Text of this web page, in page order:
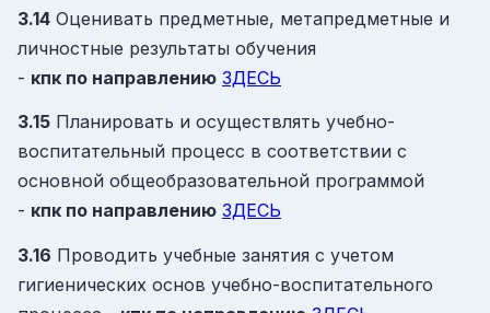
3.14 Оценивать предметные, метапредметные и
личностные результаты обучения
- кпк по направлению ЗДЕСЬ
3.15 Планировать и осуществлять учебно-
воспитательный процесс в соответствии с
основной общеобразовательной программой
- кпк по направлению ЗДЕСЬ
3.16 Проводить учебные занятия с учетом
гигиенических основ учебно-воспитательного